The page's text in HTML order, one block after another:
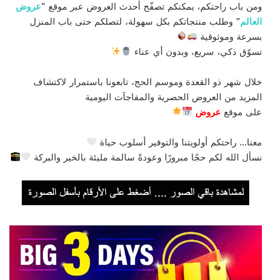
ومن باب راحتكم، يمكنكم تصفّح أحدث العروض عبر موقع “عروض
العالم” وطلب منتجاتكم بكل سهولة، لتصلكم حتى باب المنزل
بسرعة وموثوقية
تسوّق ذكي، سريع، وبدون أي عناء
خلال شهر ذو القعدة وموسم الحج، تابعونا باستمرار لاكتشاف
المزيد من العروض الحصرية والمفاجآت اليومية
على موقع عروض
معنا… راحتكم أولويتنا والتوفير أسلوب حياة
نسأل الله لكم حجًا مبرورًا وعودةً سالمة مليئة بالخير والبركة